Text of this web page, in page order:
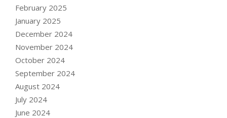
February 2025
January 2025
December 2024
November 2024
October 2024
September 2024
August 2024
July 2024
June 2024